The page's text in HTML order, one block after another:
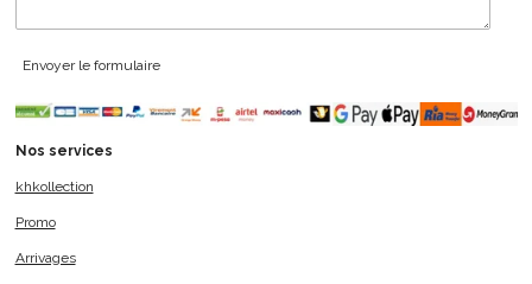
Envoyer le formulaire
Nos services
khkollection
Promo
Arrivages